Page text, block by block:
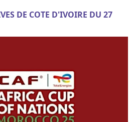
DE COTE D'IVOIRE DU 27